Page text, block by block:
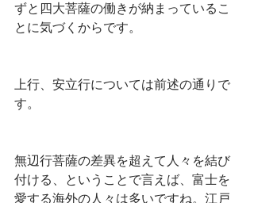
ずと四大菩薩の働きが納まっているこ
とに気づくからです。
上行、安立行については前述の通りで
す。
無辺行菩薩の差異を超えて人々を結び
付ける、ということで言えば、富士を
愛する海外の人々は多いですね。江戸